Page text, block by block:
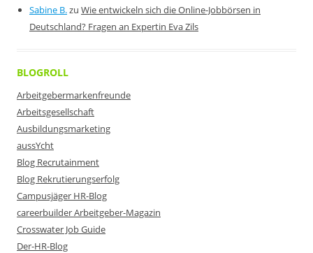
Sabine B.zu Wie entwickeln sich die Online-Jobbörsen in
Deutschland? Fragen an Expertin Eva Zils
BLOGROLL
Arbeitgebermarkenfreunde
Arbeitsgesellschaft
Ausbildungsmarketing
aussYcht
Blog Recrutainment
Blog Rekrutierungserfolg
Campusjäger HR-Blog
careerbuilder Arbeitgeber-Magazin
Crosswater Job Guide
Der-HR-Blog